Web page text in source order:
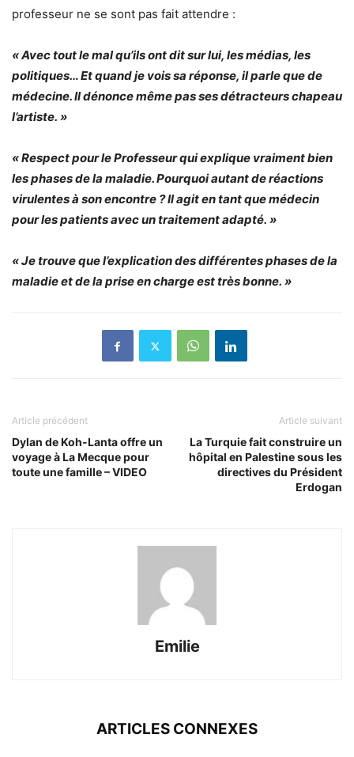
professeur ne se sont pas fait attendre :
« Avec tout le mal qu’ils ont dit sur lui, les médias, les
politiques… Et quand je vois sa réponse, il parle que de
médecine. Il dénonce même pas ses détracteurs chapeau
l’artiste. »
« Respect pour le Professeur qui explique vraiment bien
les phases de la maladie. Pourquoi autant de réactions
virulentes à son encontre ? Il agit en tant que médecin
pour les patients avec un traitement adapté. »
« Je trouve que l’explication des différentes phases de la
maladie et de la prise en charge est très bonne. »
Article précédent
Dylan de Koh-Lanta offre un
voyage à La Mecque pour
toute une famille – VIDEO
Article suivant
La Turquie fait construire un
hôpital en Palestine sous les
directives du Président
Erdogan
Emilie
ARTICLES CONNEXES